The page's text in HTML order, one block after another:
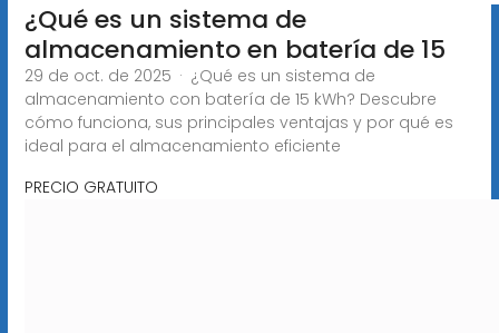
¿Qué es un sistema de
almacenamiento en batería de 15
29 de oct. de 2025 · ¿Qué es un sistema de
almacenamiento con batería de 15 kWh? Descubre
cómo funciona, sus principales ventajas y por qué es
ideal para el almacenamiento eficiente
PRECIO GRATUITO